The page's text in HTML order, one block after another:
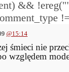
&& !ereg("
@15:14
śmieci nie
względem